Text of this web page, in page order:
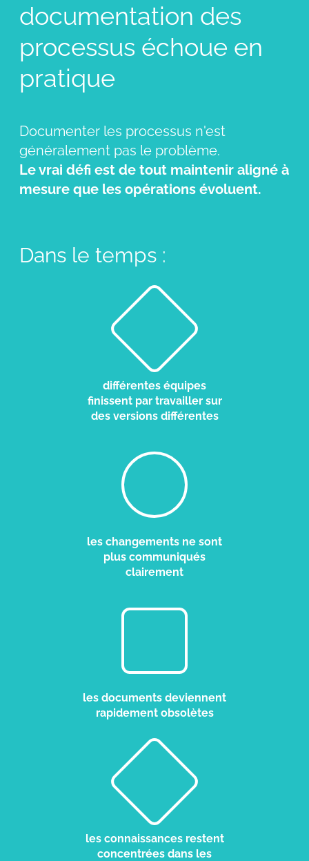
documentation des
processus échoue en
pratique
Documenter les processus n'est
généralement pas le problème.
Le vrai défi est de tout maintenir aligné à
mesure que les opérations évoluent.
Dans le temps :
différentes équipes
finissent par travailler sur
des versions différentes
les changements ne sont
plus communiqués
clairement
les documents deviennent
rapidement obsolètes
les connaissances restent
concentrées dans les